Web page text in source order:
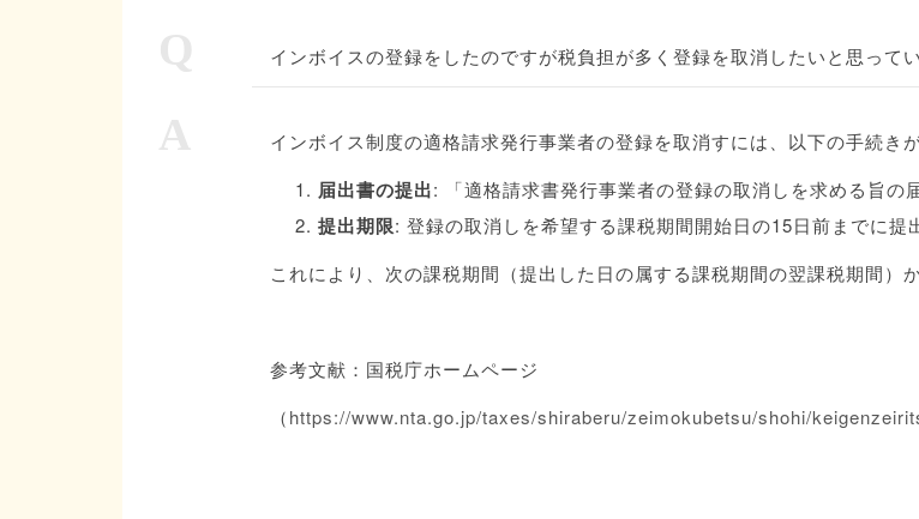
Q インボイスの登録をしたのですが税負担が多く登録を取消したいと思って
A インボイス制度の適格請求発行事業者の登録を取消すには、以下の手続きが
届出書の提出: 「適格請求書発行事業者の登録の取消しを求める旨の
提出期限: 登録の取消しを希望する課税期間開始日の15日前までに提
これにより、次の課税期間（提出した日の属する課税期間の翌課税期間）
参考文献：国税庁ホームページ
（https://www.nta.go.jp/taxes/shiraberu/zeimokubetsu/shohi/